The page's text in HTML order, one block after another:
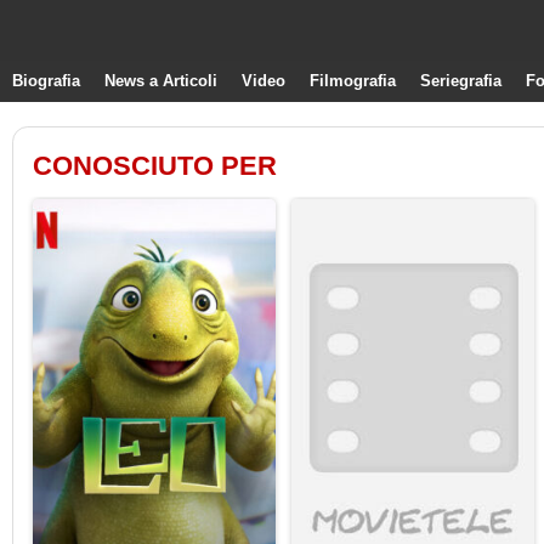
Biografia News a Articoli Video Filmografia Seriegrafia
CONOSCIUTO PER